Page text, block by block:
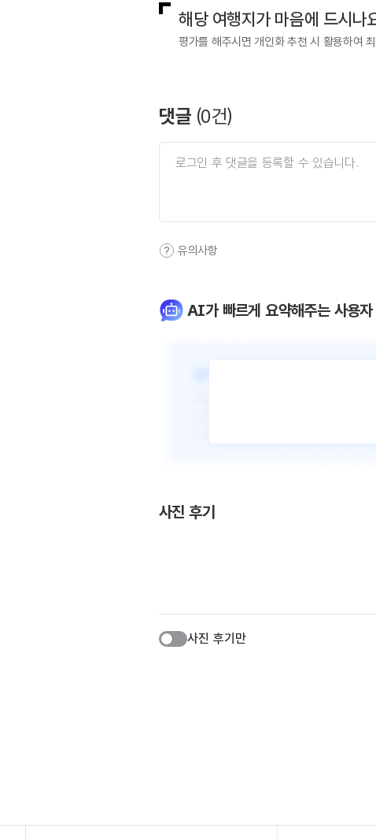
해당 여행지가 마음에 드시나
평가를 해주시면 개인화 추천 시 활용하여
댓글 (0건)
유의사항
AI가 빠르게 요약해주는 사용자
사진 후기
사진 후기만